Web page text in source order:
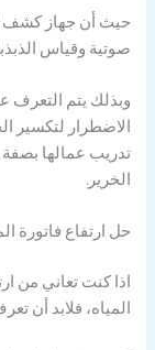
حيث أن جهاز كشف
صوتية وقياس
وبذلك يتم التعرف
الاضطرار لتكسير
تدريب عمالها
الخرير.
حل ارتفاع فاتورة
اذا كنت تعاني من
المياه، فلابد أن